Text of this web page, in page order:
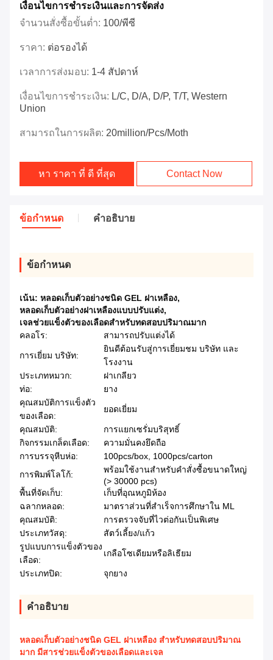
เงื่อนไขการชำระเงินและการจัดส่ง
จำนวนสั่งซื้อขั้นต่ำ: 100/พีซี
ราคา: ต่อรองได้
เวลาการส่งมอบ: 1-4 สัปดาห์
เงื่อนไขการชำระเงิน: L/C, D/A, D/P, T/T, Western
Union
สามารถในการผลิต: 20million/pcs/moth
หา ราคา ที่ ดี ที่สุด Contact Now
ข้อกำหนด คำอธิบาย
ข้อกำหนด
เน้น: หลอดเก็บตัวอย่างชนิด GEL ฝาเหลือง,
หลอดเก็บตัวอย่างฝาเหลืองแบบปรับแต่ง,
เจลช่วยแข็งตัวของเลือดสำหรับทดสอบปริมาณมาก
คลอโร:
สามารถปรับแต่งได้
การเยี่ยม บริษัท:
ยินดีต้อนรับสู่การเยี่ยมชม บริษัท และ
โรงงาน
ประเภทหมวก:
ฝาเกลียว
ท่อ:
ยาง
คุณสมบัติการแข็งตัว
ของเลือด:
ยอดเยี่ยม
คุณสมบัติ:
การแยกเซรั่มบริสุทธิ์
กิจกรรมเกล็ดเลือด:
ความมั่นคงยึดถือ
การบรรจุหีบห่อ:
100pcs/box, 1000pcs/carton
การพิมพ์โลโก้:
พร้อมใช้งานสำหรับคำสั่งซื้อขนาดใหญ่
(> 30000 pcs)
พื้นที่จัดเก็บ:
เก็บที่อุณหภูมิห้อง
ฉลากหลอด:
มาตราส่วนที่สำเร็จการศึกษาใน ML
คุณสมบัติ:
การตรวจจับที่ไวต่อกันเป็นพิเศษ
ประเภทวัสดุ:
สัตว์เลี้ยง/แก้ว
รูปแบบการแข็งตัวของ
เลือด:
เกลือโซเดียมหรือลิเธียม
ประเภทปิด: จุกยาง
คำอธิบาย
หลอดเก็บตัวอย่างชนิด GEL ฝาเหลือง สำหรับทดสอบปริมาณ
มาก มีสารช่วยแข็งตัวของเลือดและเจล